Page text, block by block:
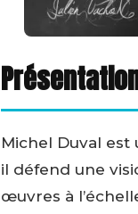
Michel Duval est
il défend une
œuvres à